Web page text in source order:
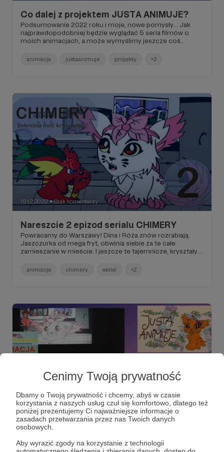
Cenimy Twoją prywatność
Dbamy o Twoją prywatność i chcemy, abyś w czasie
korzystania z naszych usług czuł się komfortowo, dlatego też
poniżej prezentujemy Ci najważniejsze informacje o
zasadach przetwarzania przez nas Twoich danych
osobowych.
Aby wyrazić zgody na korzystanie z technologii
Co dalej z projektem JUSTA ANIMUJE?
Podsumowanie 2022 roku i moje, nowe pomysły... Jak
najprawdopodobniej będzie wyglądać 5 seria filmów o
moich animacjach, a może wymyślimy jeszcze coś
animacja justaanimuje projekty +2
19.12.2022 ● Brak komentarzy
Nareszcie 2 epizod serialu CHIMERY
Powracamy do Warszawy! Dina i Róża znów rozrabiają.
Jaszczurka od mega fryt, obwinia siebie za te całe
zamieszanie w mieście. I jeszcze te tajemnicze, kryształy...
animacja chimery serial +2
10.09.2022 ● Brak komentarzy
serial CHIMERY? / Podsumowanie